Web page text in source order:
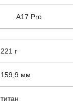
A17 Pro
221 г
159,9 мм
титан